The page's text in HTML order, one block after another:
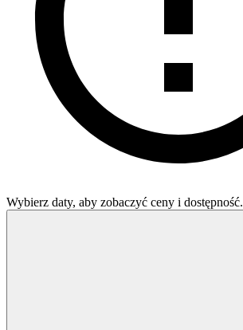
Wybierz daty, aby zobaczyć ceny i dostępność.